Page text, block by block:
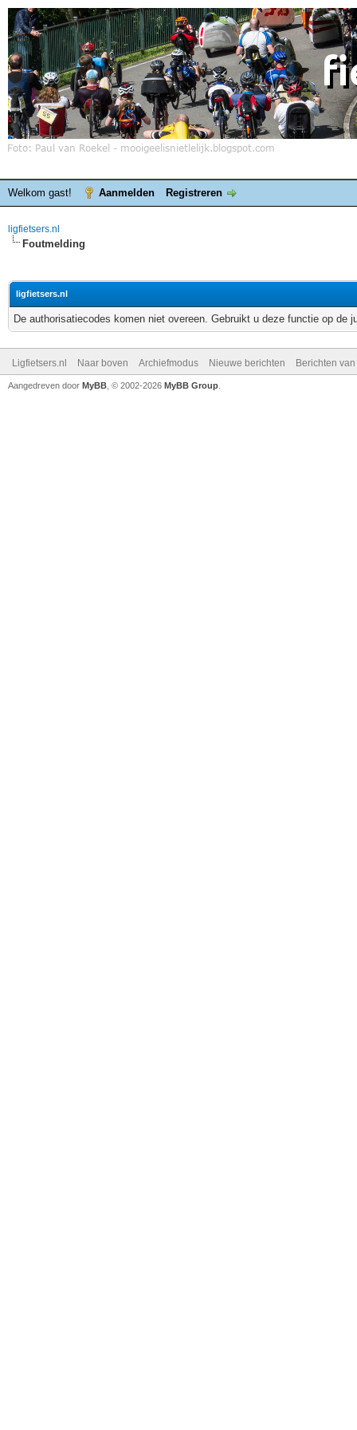
Welkom gast! Aanmelden Registreren
ligfietsers.nl
Foutmelding
ligfietsers.nl
De authorisatiecodes komen niet overeen. Gebruikt u deze functie op de
Ligfietsers.nl Naar boven Archiefmodus Nieuwe berichten Berichten
Aangedreven door MyBB , © 2002-2026 MyBB Group